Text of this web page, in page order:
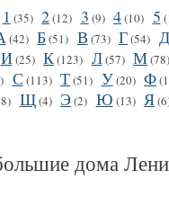
1 (35) 2(12) 3 (9) 4(10) 5
(42) Б(51) В (73) Г(54) Д
И(25) К(123) Л(57) М(78)
С (113) Т(51) У(20) Ф
Щ(4) Э(2) Ю (13) Я
дома